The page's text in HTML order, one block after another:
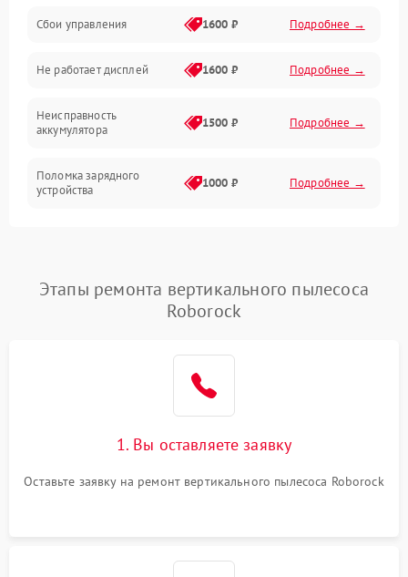
Всасывание
Засор
Привод
Электронные компоненты
Сбои управления 1600 ₽ Подробнее →
Не работает дисплей 1600 ₽ Подробнее →
Неисправность
аккумулятора
1500 ₽ Подробнее →
Поломка зарядного
устройства
1000 ₽ Подробнее →
Поломка кнопки
включения/выключения
500 ₽ Подробнее →
автоматического
отключения
1500 ₽ Подробнее →
Этапы ремонта вертикального пылесоса
Roborock
1. Вы оставляете заявку
Оставьте заявку на ремонт вертикального пылесоса Roborock